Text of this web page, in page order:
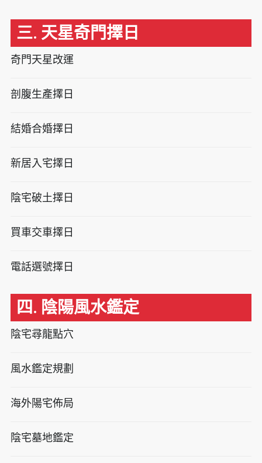
三. 天星奇門擇日
奇門天星改運
剖腹生產擇日
結婚合婚擇日
新居入宅擇日
陰宅破土擇日
買車交車擇日
電話選號擇日
四. 陰陽風水鑑定
陰宅尋龍點穴
風水鑑定規劃
海外陽宅佈局
陰宅墓地鑑定